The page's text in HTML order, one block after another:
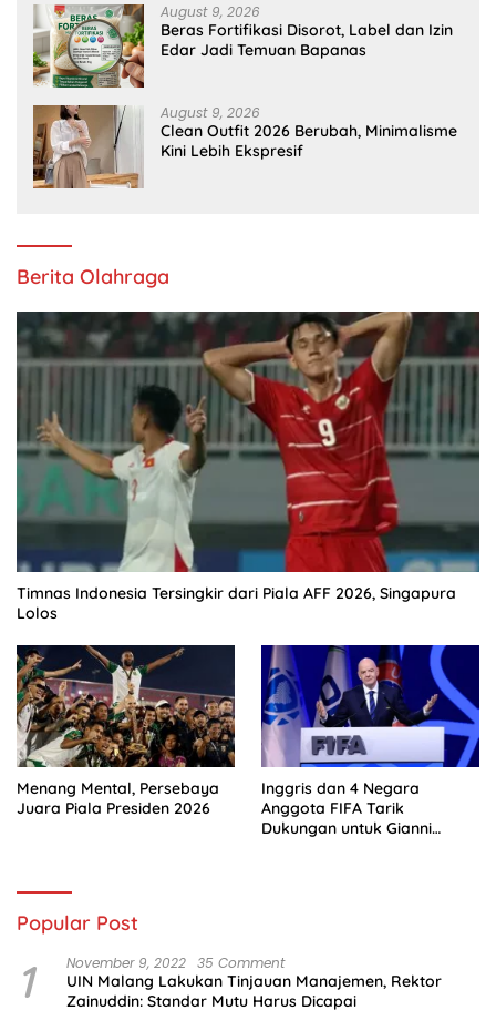
August 9, 2026
Beras Fortifikasi Disorot, Label dan Izin
Edar Jadi Temuan Bapanas
August 9, 2026
Clean Outfit 2026 Berubah, Minimalisme
Kini Lebih Ekspresif
Berita Olahraga
Timnas Indonesia Tersingkir dari Piala AFF 2026, Singapura
Lolos
Menang Mental, Persebaya
Juara Piala Presiden 2026
Inggris dan 4 Negara
Anggota FIFA Tarik
Dukungan untuk Gianni
Popular Post
1 November 9, 2022 35 Comment
UIN Malang Lakukan Tinjauan Manajemen, Rektor
Zainuddin: Standar Mutu Harus Dicapai